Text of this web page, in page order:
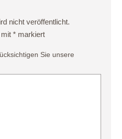
nicht veröffentlicht.
mit* markiert
Sie unsere